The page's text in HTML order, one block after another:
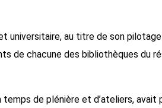
universitaire, au titre de son
de chacune des bibliothèques du
de plénière et d’ateliers,